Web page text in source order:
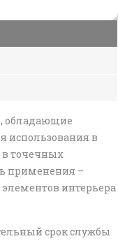
обладающие
использования в
в точечных
применения –
интерьера
срок службы